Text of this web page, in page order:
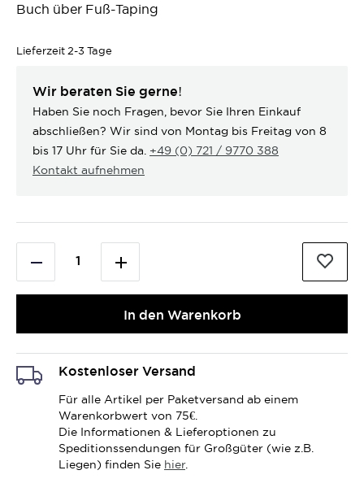
Buch über Fuß-Taping
Lieferzeit 2-3 Tage
Wir beraten Sie gerne!
Haben Sie noch Fragen, bevor Sie Ihren Einkauf
abschließen? Wir sind von Montag bis Freitag von 8
bis 17 Uhr für Sie da. +49 (0) 721 / 9770 388
Kontakt aufnehmen
In den Warenkorb
Kostenloser Versand
Für alle Artikel per Paketversand ab einem
Warenkorbwert von 75€.
Die Informationen & Lieferoptionen zu
Speditionssendungen für Großgüter (wie z.B.
Liegen) finden Sie hier.